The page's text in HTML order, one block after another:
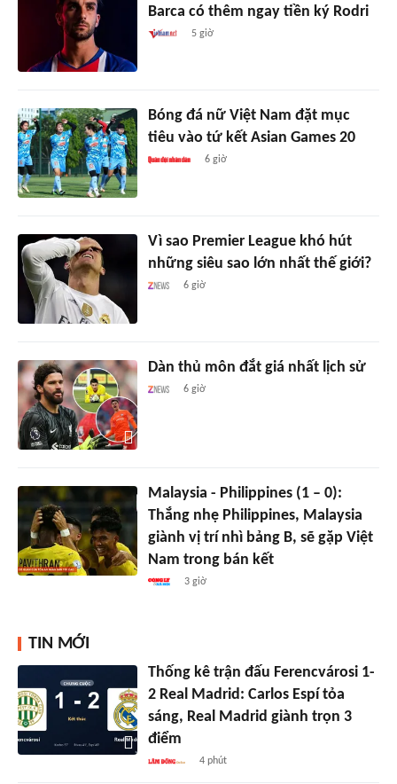
Barca có thêm ngay tiền ký Rodri
5 giờ
Bóng đá nữ Việt Nam đặt mục
tiêu vào tứ kết Asian Games 20
6 giờ
Vì sao Premier League khó hút
những siêu sao lớn nhất thế giới?
6 giờ
Dàn thủ môn đắt giá nhất lịch sử
6 giờ
Malaysia - Philippines (1 – 0):
Thắng nhẹ Philippines, Malaysia
giành vị trí nhì bảng B, sẽ gặp Việt
Nam trong bán kết
3 giờ
TIN MỚI
Thống kê trận đấu Ferencvárosi 1-
2 Real Madrid: Carlos Espí tỏa
sáng, Real Madrid giành trọn 3
điểm
4 phút